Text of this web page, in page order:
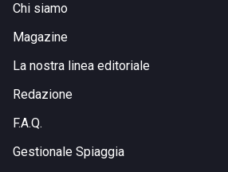
Chi siamo
Magazine
La nostra linea editoriale
Redazione
F.A.Q.
Gestionale Spiaggia